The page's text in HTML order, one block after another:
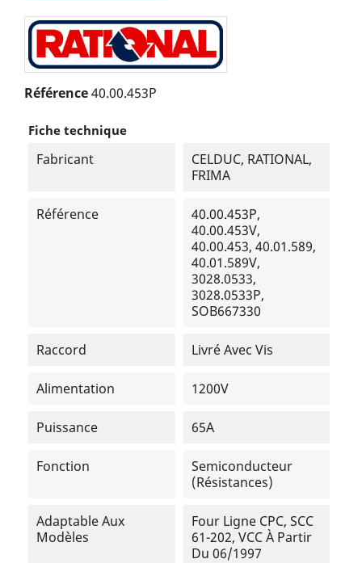
Référence40.00.453P
Fiche technique
Fabricant
CELDUC, RATIONAL,
FRIMA
Référence
40.00.453P,
40.00.453V,
40.00.453, 40.01.589,
40.01.589V,
3028.0533,
3028.0533P,
SOB667330
Raccord Livré Avec Vis
Alimentation 1200V
Puissance 65A
Fonction
Semiconducteur
(résistances)
Adaptable Aux
Modèles
Four Ligne CPC, SCC
61-202, VCC À Partir
Du 06/1997